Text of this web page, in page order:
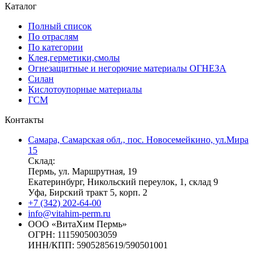
Каталог
Полный список
По отраслям
По категории
Клея,герметики,смолы
Огнезащитные и негорючие материалы ОГНЕЗА
Силан
Кислотоупорные материалы
ГСМ
Контакты
Самара, Самарская обл., пос. Новосемейкино, ул.Мира
15
Склад:
Пермь, ул. Маршрутная, 19
Екатеринбург, Никольский переулок, 1, склад 9
Уфа, Бирский тракт 5, корп. 2
+7 (342) 202-64-00
info@vitahim-perm.ru
ООО «ВитаХим Пермь»
ОГРН: 1115905003059
ИНН/КПП: 5905285619/590501001